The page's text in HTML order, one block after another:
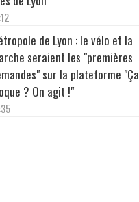
de Lyon : le vélo et la
seraient les "premières
sur la plateforme "Ça
? On agit !"